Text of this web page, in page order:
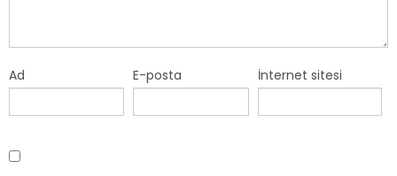
Ad E-posta İnternet sitesi